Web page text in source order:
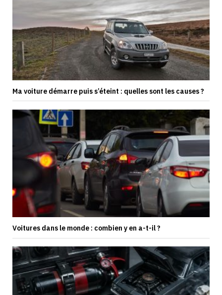
Ma voiture démarre puis s’éteint : quelles sont les causes ?
Voitures dans le monde : combien y en a-t-il ?